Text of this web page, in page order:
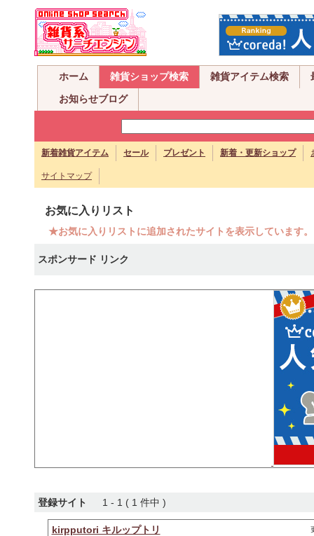
ホーム 雑貨ショップ検索 雑貨アイテム検索
お知らせブログ
新着雑貨アイテム セール プレゼント 新着・更新ショップ
サイトマップ
お気に入りリスト
★お気に入りリストに追加されたサイトを表示しています
スポンサード リンク
登録サイト 1 - 1 ( 1 件中 )
kirpputori キルップトリ